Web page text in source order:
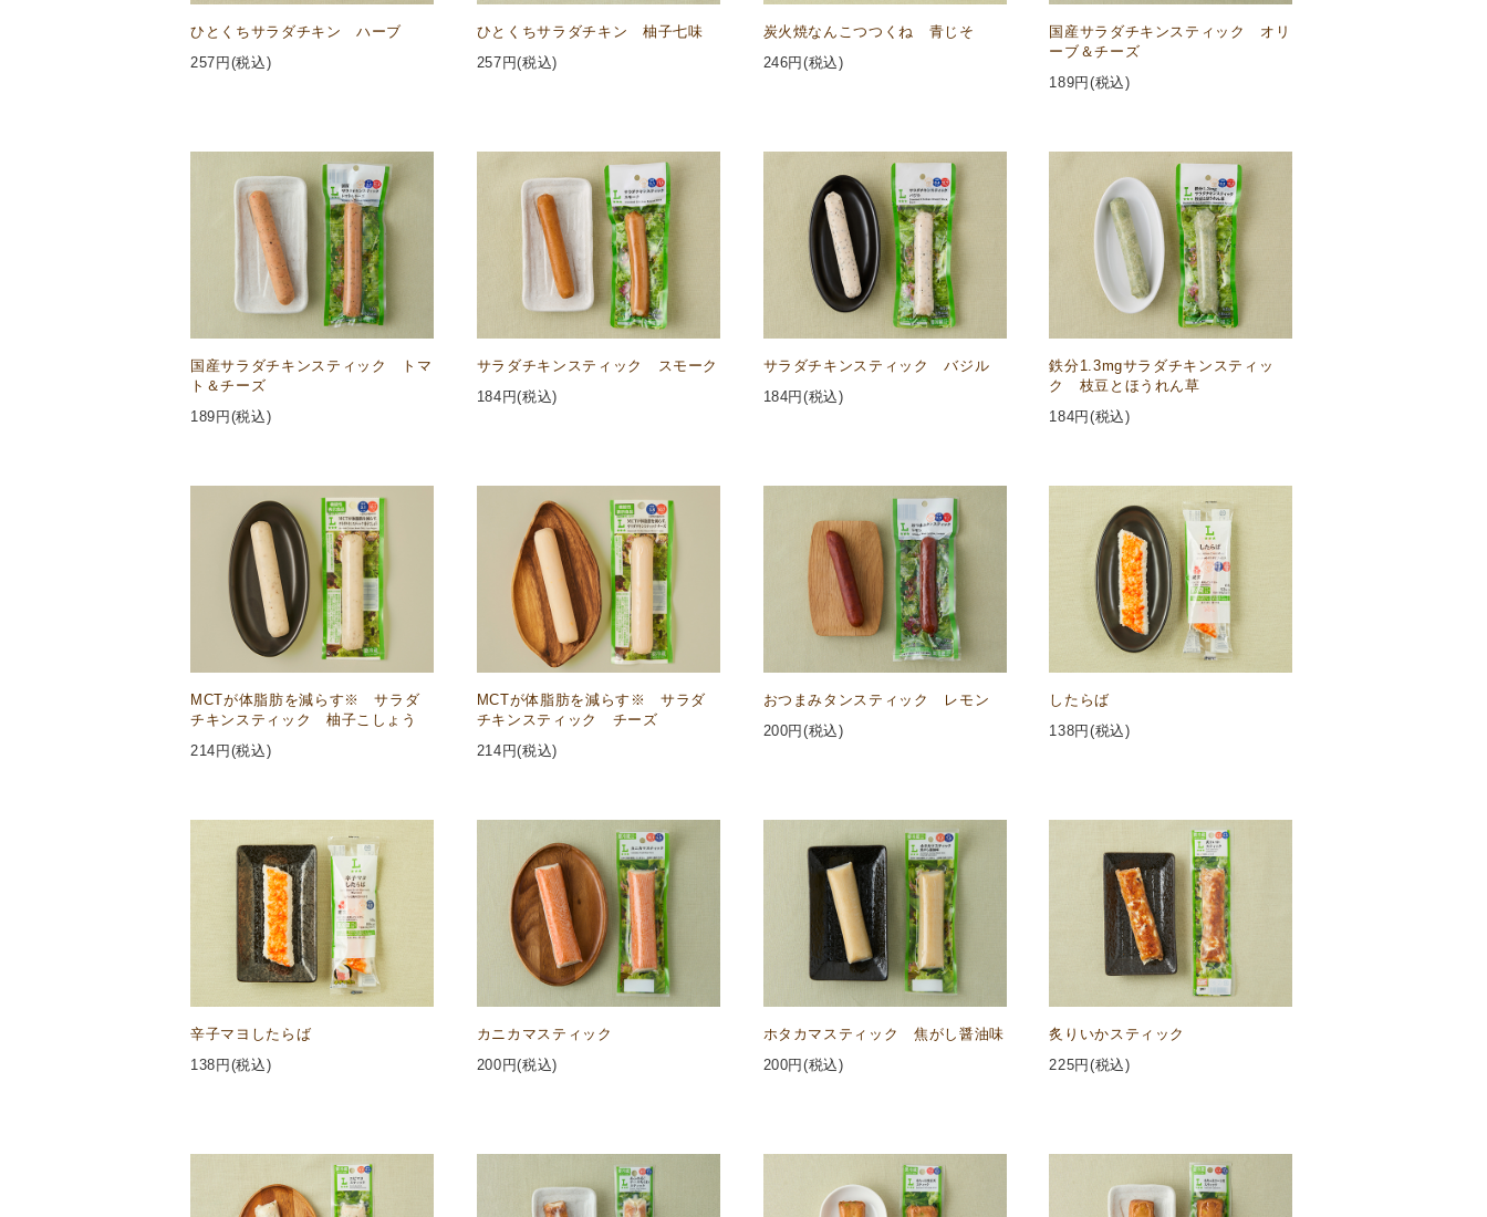
ひとくちサラダチキン ハーブ
257 円(税込)
ひとくちサラダチキン 柚子七味
257 円(税込)
炭火焼なんこつつくね 青じそ
246円(税込)
国産サラダチキンスティック オリ
ーブ＆チーズ
189円(税込)
国産サラダチキンスティック トマ
ト＆チーズ
189 円(税込)
サラダチキンスティック スモーク
184 円(税込)
サラダチキンスティック バジル
184円(税込)
鉄分1.3mgサラダチキンスティッ
ク 枝豆とほうれん草
184円(税込)
MCTが体脂肪を減らす※ サラダ
チキンスティック 柚子こしょう
214 円(税込)
MCTが体脂肪を減らす※ サラダ
チキンスティック チーズ
214 円(税込)
おつまみタンスティック レモン
200円(税込)
したらば
138円(税込)
辛子マヨしたらば
138 円(税込)
カニカマスティック
200 円(税込)
ホタカマスティック 焦がし醤油味
200円(税込)
炙りいかスティック
225円(税込)